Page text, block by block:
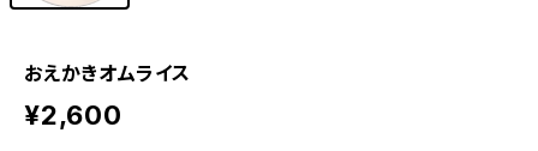
おえかきオムライス
¥2,600